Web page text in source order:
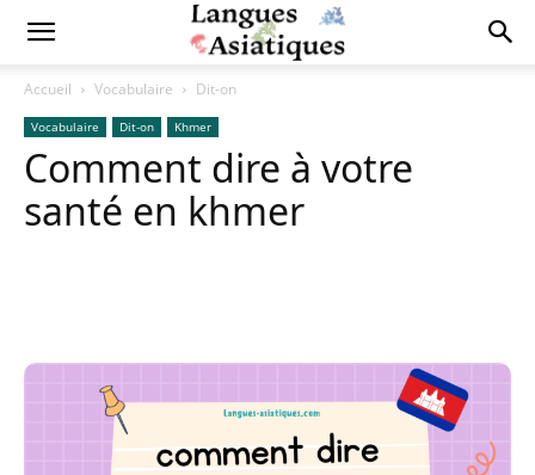
Accueil Vocabulaire Dit-on
Vocabulaire Dit-on Khmer
Comment dire à votre
santé en khmer